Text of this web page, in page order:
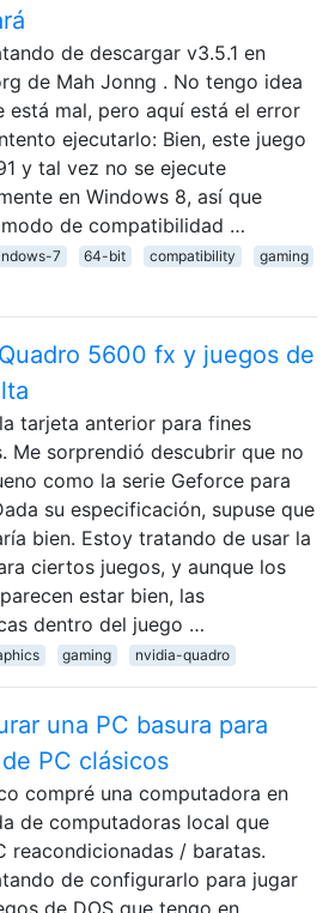
de descargar v3.5.1 en
de Mah Jonng . No tengo idea
está mal, pero aquí está el error
ejecutarlo: Bien, este juego
y tal vez no se ejecute
en Windows 8, así que
de compatibilidad …
7 64-bit compatibility
gaming
5600 fx y juegos de
tarjeta anterior para fines
Me sorprendió descubrir que no
como la serie Geforce para
su especificación, supuse que
bien. Estoy tratando de usar la
ciertos juegos, y aunque los
estar bien, las
dentro del juego …
gaming nvidia-quadro
una PC basura para
PC clásicos
compré una computadora en
de computadoras local que
reacondicionadas / baratas.
de configurarlo para jugar
de DOS que tengo en